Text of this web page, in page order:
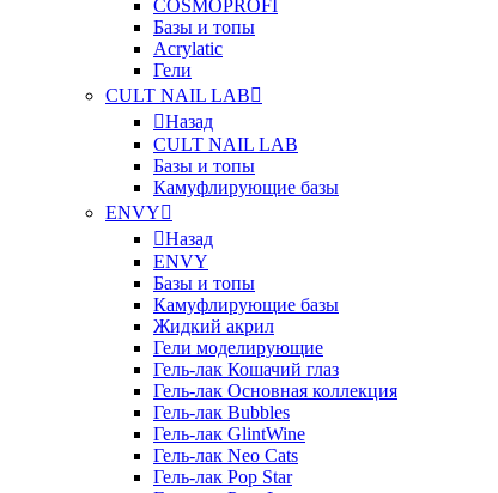
COSMOPROFI
Базы и топы
Acrylatic
Гели
CULT NAIL LAB
Назад
CULT NAIL LAB
Базы и топы
Камуфлирующие базы
ENVY
Назад
ENVY
Базы и топы
Камуфлирующие базы
Жидкий акрил
Гели моделирующие
Гель-лак Кошачий глаз
Гель-лак Основная коллекция
Гель-лак Bubbles
Гель-лак GlintWine
Гель-лак Neo Cats
Гель-лак Pop Star